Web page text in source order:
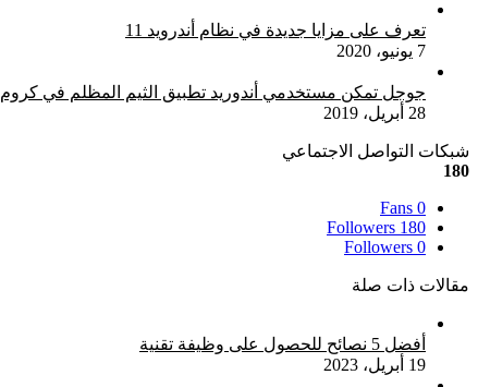
تعرف على مزايا جديدة في نظام أندرويد 11
7 يونيو، 2020
جوجل تمكن مستخدمي أندوريد تطبيق الثيم المظلم في كروم
28 أبريل، 2019
شبكات التواصل الاجتماعي
180
0
Fans
180
Followers
0
Followers
مقالات ذات صلة
أفضل 5 نصائح للحصول على وظيفة تقنية
19 أبريل، 2023